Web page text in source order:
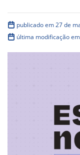
publicado em 27 de
última modificação